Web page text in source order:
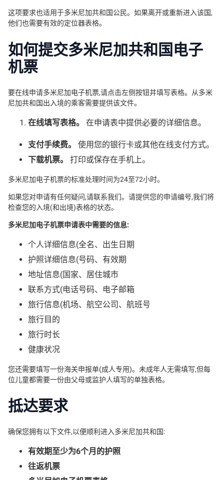
这项要求也适用于多米尼加共和国公民。如果离开或重新进入该国,
他们也需要有效的定位器表格。
如何提交多米尼加共和国电子
机票
要在线申请多米尼加电子机票,请点击左侧按钮并填写表格。从多米
尼加共和国出入境的乘客需要提供该文件。
在线填写表格。 在申请表中提供必要的详细信息。
支付手续费。
使用您的银行卡或其他在线支付方式。
下载机票。
打印或保存在手机上。
多米尼加电子机票的标准处理时间为24至72小时。
如果您对申请有任何疑问,请联系我们。请提供您的申请编号,我们将
检查您的入境(和出境)表格的状态。
多米尼加电子机票申请表中需要的信息:
个人详细信息(全名、出生日期
护照详细信息(号码、有效期
地址信息(国家、居住城市
联系方式(电话号码、电子邮箱
旅行信息(机场、航空公司、航班号
旅行目的
旅行时长
健康状况
您还需要填写一份海关申报单(成人专用)。未成年人无需填写,但每
位儿童都需要一份由父母或监护人填写的单独表格。
抵达要求
确保您拥有以下文件,以便顺利进入多米尼加共和国:
有效期至少为6个月的护照
往返机票